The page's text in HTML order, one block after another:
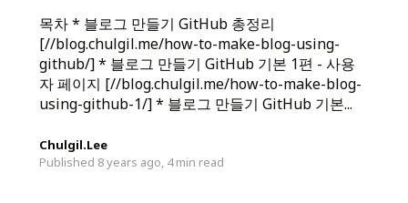
목차 * 블로그 만들기 GitHub 총정리
[//blog.chulgil.me/how-to-make-blog-using-
github/] * 블로그 만들기 GitHub 기본 1편 - 사용
자 페이지 [//blog.chulgil.me/how-to-make-blog-
using-github-1/] * 블로그 만들기 GitHub 기본...
Chulgil.Lee
Published 8 years ago, 4 min read